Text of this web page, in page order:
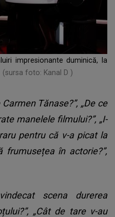
impresionante duminică, la
(sursa foto: Kanal D )
Tănase?”, „De ce
manelele filmului?”, „I-
pentru că v-a picat la
frumusețea în actorie?”,
scena durerea
„Cât de tare v-au